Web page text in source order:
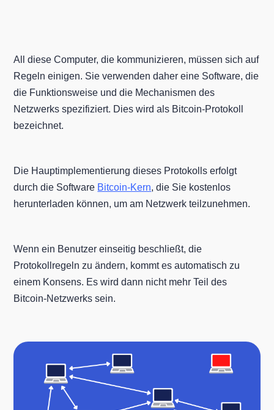
All diese Computer, die kommunizieren, müssen sich auf
Regeln einigen. Sie verwenden daher eine Software, die
die Funktionsweise und die Mechanismen des
Netzwerks spezifiziert. Dies wird als Bitcoin-Protokoll
bezeichnet.
Die Hauptimplementierung dieses Protokolls erfolgt
durch die Software Bitcoin-Kern, die Sie kostenlos
herunterladen können, um am Netzwerk teilzunehmen.
Wenn ein Benutzer einseitig beschließt, die
Protokollregeln zu ändern, kommt es automatisch zu
einem Konsens. Es wird dann nicht mehr Teil des
Bitcoin-Netzwerks sein.